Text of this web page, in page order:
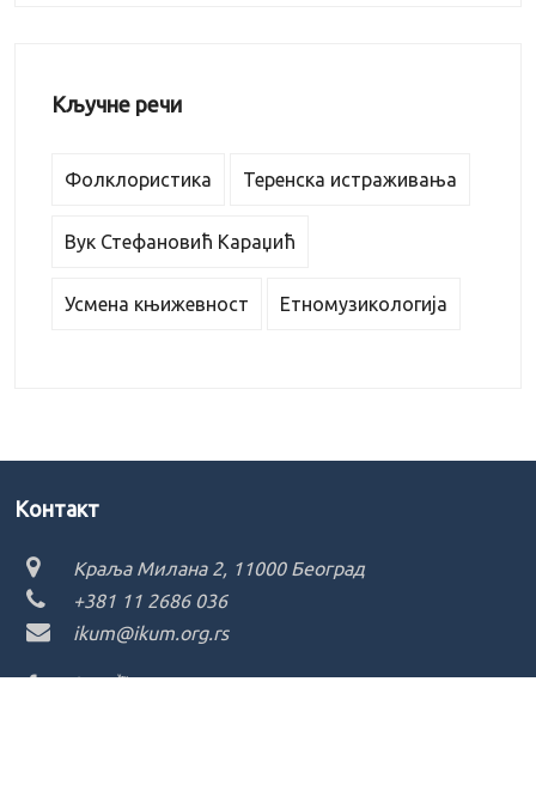
Кључне речи
Фолклористика Теренска истраживања
Вук Стефановић Караџић
Усмена књижевност Етномузикологија
Kонтакт
Краља Милана 2, 11000 Београд
+381 11 2686 036
ikum@ikum.org.rs